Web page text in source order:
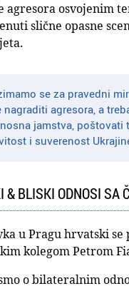
agresora osvojenim
slične opasne
se za pravedni
nagraditi agresora, a
jamstva, poštovati
i suverenost
& BLISKI ODNOSI SA
u Pragu hrvatski
kolegom Petrom
o bilateralnim